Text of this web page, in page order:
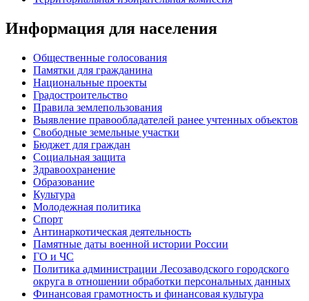
Информация для населения
Общественные голосования
Памятки для гражданина
Национальные проекты
Градостроительство
Правила землепользования
Выявление правообладателей ранее учтенных объектов
Свободные земельные участки
Бюджет для граждан
Социальная защита
Здравоохранение
Образование
Культура
Молодежная политика
Спорт
Антинаркотическая деятельность
Памятные даты военной истории России
ГО и ЧС
Политика администрации Лесозаводского городского
округа в отношении обработки персональных данных
Финансовая грамотность и финансовая культура